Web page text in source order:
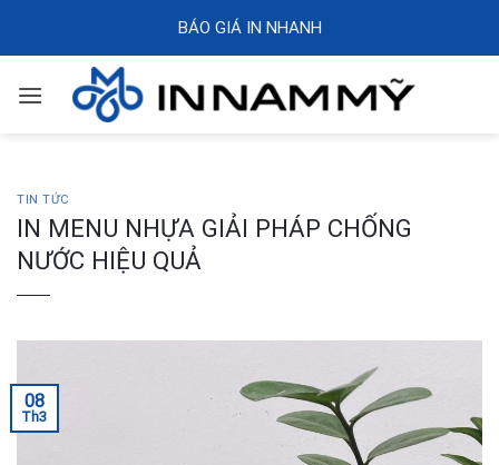
BÁO GIÁ IN NHANH
TIN TỨC
IN MENU NHỰA GIẢI PHÁP CHỐNG
NƯỚC HIỆU QUẢ
08
Th3